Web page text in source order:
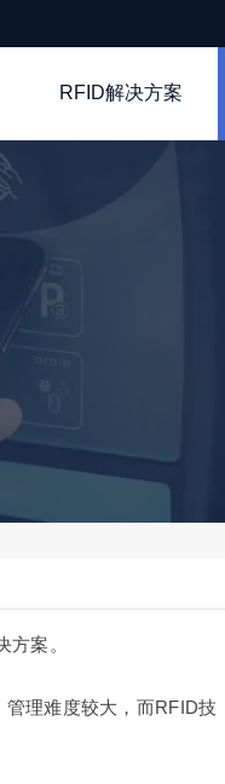
RFID解决方案
案。
理难度较大，而RFID技